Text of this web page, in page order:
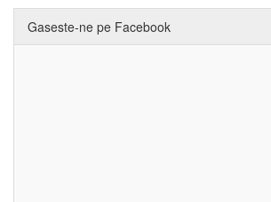
Gaseste-ne pe Facebook